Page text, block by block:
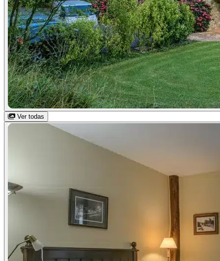
Ver todas